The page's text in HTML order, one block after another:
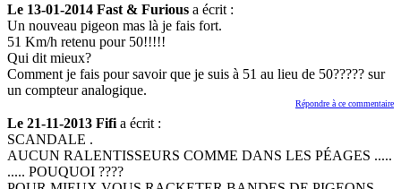
Le 13-01-2014 Fast & Furious a écrit :
Un nouveau pigeon mas là je fais fort.
51 Km/h retenu pour 50!!!!!
Qui dit mieux?
Comment je fais pour savoir que je suis à 51 au lieu de 50????? sur
un compteur analogique.
Répondre à ce commentaire
Le 21-11-2013 Fifi a écrit :
SCANDALE .
AUCUN RALENTISSEURS COMME DANS LES PÉAGES .....
..... POUQUOI ????